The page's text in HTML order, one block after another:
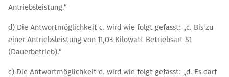
Antriebsleistung.“
d) Die Antwortmöglichkeit c. wird wie folgt gefasst: „c. Bis zu
einer Antriebsleistung von 11,03 Kilowatt Betriebsart S1
(Dauerbetrieb).“
c) Die Antwortmöglichkeit d. wird wie folgt gefasst: „d. Es darf